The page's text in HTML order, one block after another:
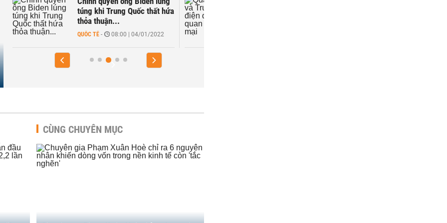
túng khi Trung Quốc thất hứa
thỏa thuận...
QUỐC TẾ - 08:00 | 04/01/2022
CÙNG CHUYÊN MỤC